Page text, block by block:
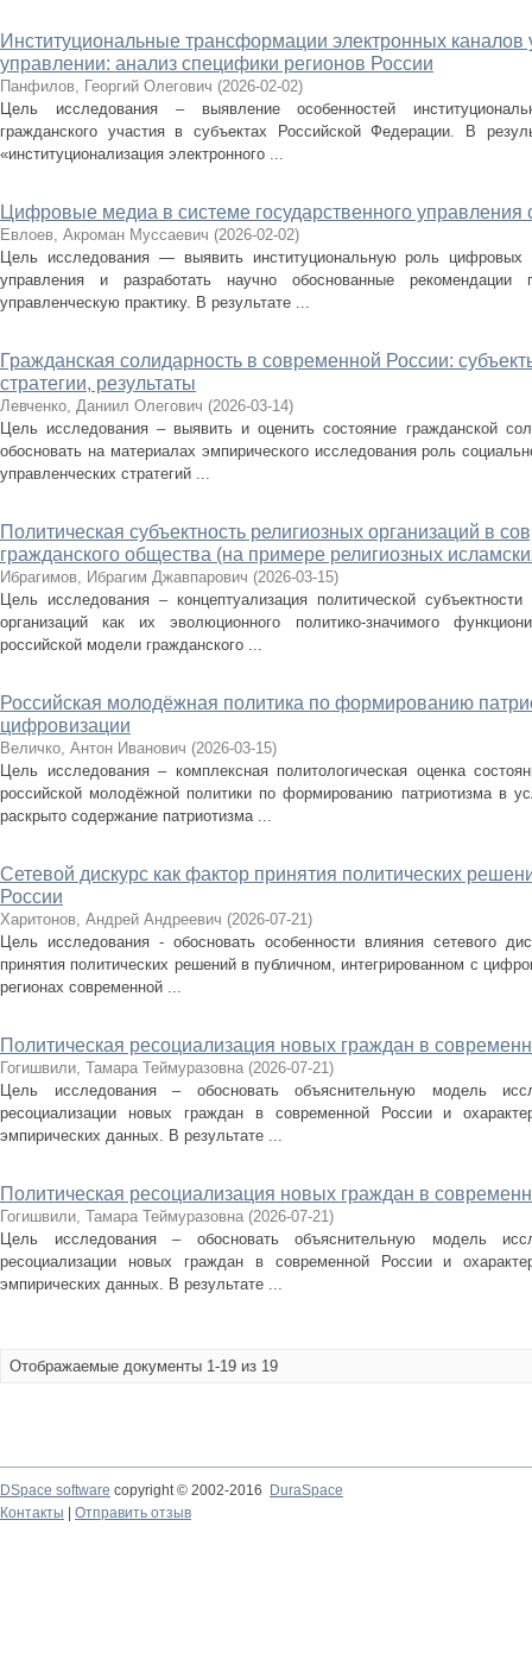
Институциональные трансформации электронных каналов
управлении: анализ специфики регионов России
Панфилов, Георгий Олегович (2026-02-02)
Цель исследования – выявление особенностей
гражданского участия в субъектах Российской Федерации. В
«институционализация электронного ...
Цифровые медиа в системе государственного управления
Евлоев, Акроман Муссаевич (2026-02-02)
Цель исследования — выявить институциональную роль цифровых
управления и разработать научно обоснованные
управленческую практику. В результате ...
Гражданская солидарность в современной России:
стратегии, результаты
Левченко, Даниил Олегович (2026-03-14)
Цель исследования – выявить и оценить состояние гражданской
обосновать на материалах эмпирического исследования роль
управленческих стратегий ...
Политическая субъектность религиозных организаций в
гражданского общества (на примере религиозных
Ибрагимов, Ибрагим Джавпарович (2026-03-15)
Цель исследования – концептуализация политической
организаций как их эволюционного политико-значимого
российской модели гражданского ...
Российская молодёжная политика по формированию
цифровизации
Величко, Антон Иванович (2026-03-15)
Цель исследования – комплексная политологическая оценка
российской молодёжной политики по формированию патриотизма в
раскрыто содержание патриотизма ...
Сетевой дискурс как фактор принятия политических
России
Харитонов, Андрей Андреевич (2026-07-21)
Цель исследования - обосновать особенности влияния сетевого
принятия политических решений в публичном, интегрированном с
регионах современной ...
Политическая ресоциализация новых граждан в
Гогишвили, Тамара Теймуразовна (2026-07-21)
Цель исследования – обосновать объяснительную модель
ресоциализации новых граждан в современной России и
эмпирических данных. В результате ...
Политическая ресоциализация новых граждан в
Гогишвили, Тамара Теймуразовна (2026-07-21)
Цель исследования – обосновать объяснительную модель
ресоциализации новых граждан в современной России и
эмпирических данных. В результате ...
Отображаемые документы 1-19 из 19
DSpace software copyright © 2002-2016
DuraSpace
Контакты
Отправить отзыв